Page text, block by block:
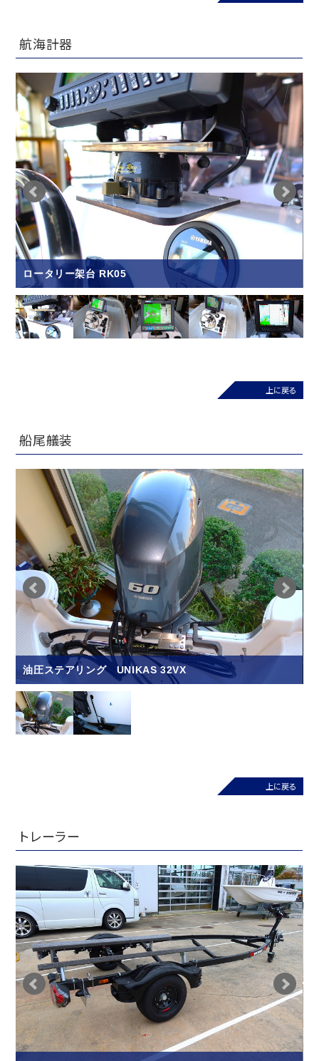
航海計器
ロータリー架台 RK05
上に戻る
船尾艤装
油圧ステアリング UNIKAS 32VX
上に戻る
トレーラー